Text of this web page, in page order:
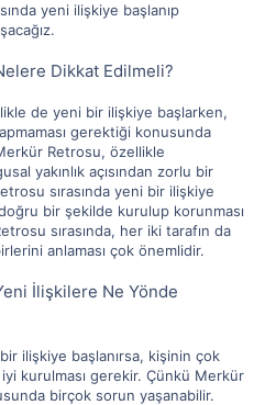
yeni ilişkiye başlanıp
Dikkat Edilmeli?
de yeni bir ilişkiye başlarken,
gerektiği konusunda
Retrosu, özellikle
yakınlık açısından zorlu bir
sırasında yeni bir ilişkiye
bir şekilde kurulup korunması
sırasında, her iki tarafın da
anlaması çok önemlidir.
İlişkilere Ne Yönde
ilişkiye başlanırsa, kişinin çok
kurulması gerekir. Çünkü Merkür
birçok sorun yaşanabilir.